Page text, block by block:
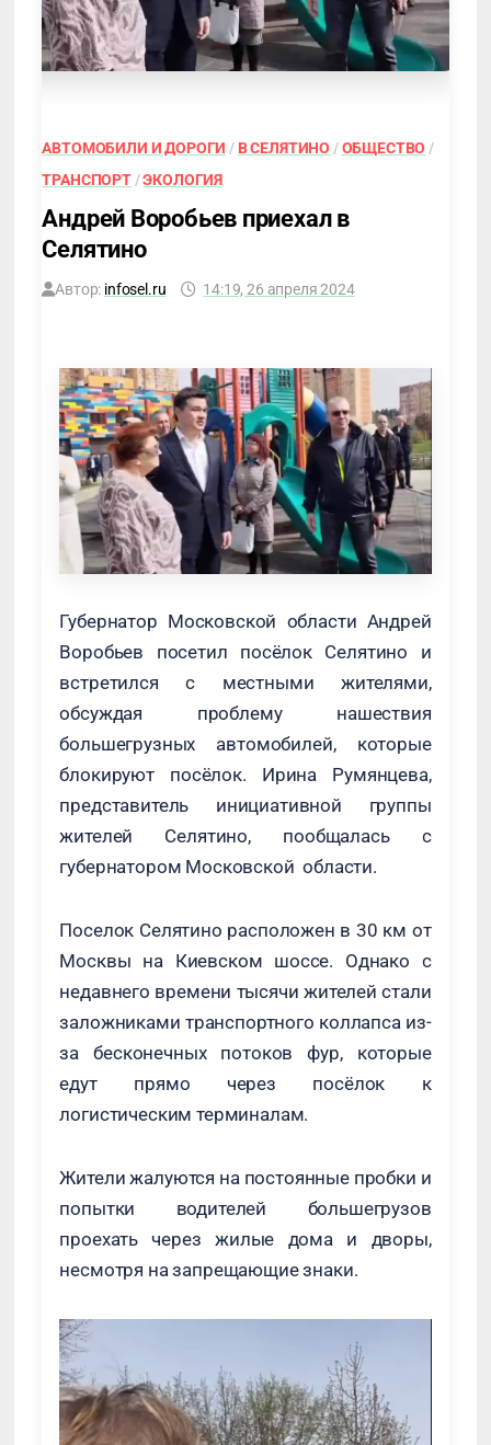
АВТОМОБИЛИ И ДОРОГИ / В СЕЛЯТИНО /ОБЩЕСТВО /
ТРАНСПОРТ/ЭКОЛОГИЯ
Андрей Воробьев приехал в
Селятино
Автор: infosel.ru 14:19, 26 апреля 2024
Губернатор Московской области Андрей
Воробьев посетил посёлок Селятино и
встретился с местными жителями,
обсуждая проблему нашествия
большегрузных автомобилей, которые
блокируют посёлок. Ирина Румянцева,
представитель инициативной группы
жителей Селятино, пообщалась с
губернатором Московской области.
Поселок Селятино расположен в 30 км от
Москвы на Киевском шоссе. Однако с
недавнего времени тысячи жителей стали
заложниками транспортного коллапса из-
за бесконечных потоков фур, которые
едут прямо через посёлок к
логистическим терминалам.
Жители жалуются на постоянные пробки и
попытки водителей большегрузов
проехать через жилые дома и дворы,
несмотря на запрещающие знаки.
Видеоплеер